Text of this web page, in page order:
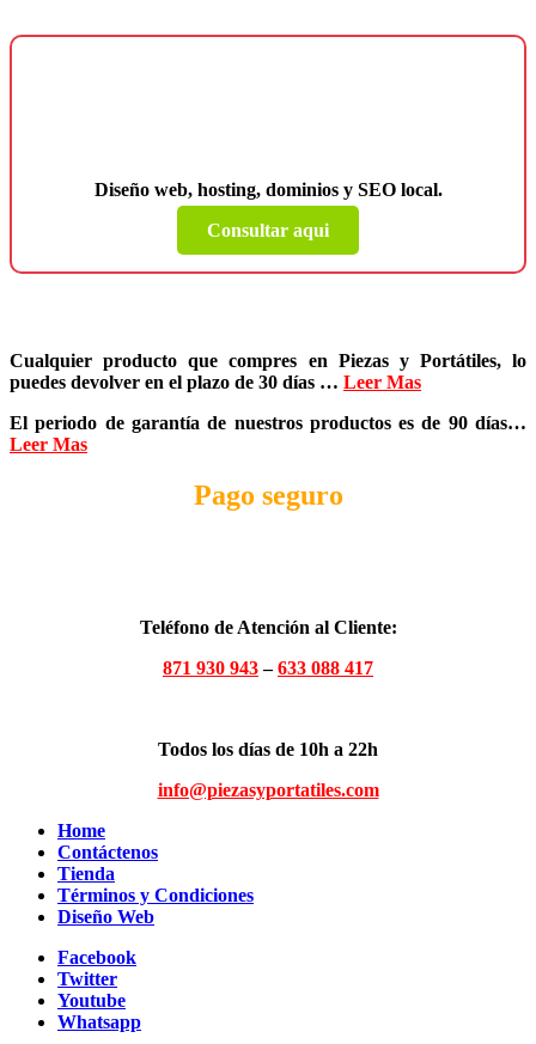
Diseño web, hosting, dominios y SEO local.
Consultar aqui
Cualquier producto que compres en Piezas y Portátiles, lo
puedes devolver en el plazo de 30 días … Leer Mas
El periodo de garantía de nuestros productos es de 90 días…
Leer Mas
Pago seguro
Teléfono de Atención al Cliente:
871 930 943–633 088 417
Todos los días de 10h a 22h
info@piezasyportatiles.com
Home
Contáctenos
Tienda
Términos y Condiciones
Diseño Web
Facebook
Twitter
Youtube
Whatsapp